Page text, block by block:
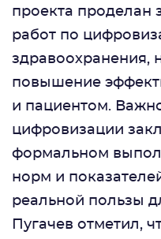
проекта проделан
работ по
здравоохранения,
повышение
и пациентом.
цифровизации
формальном
норм и
реальной пользы
Пугачев отметил,